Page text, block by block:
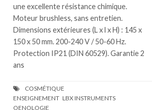
une excellente résistance chimique.
Moteur brushless, sans entretien.
Dimensions extérieures (L x l x H) : 145 x
150 x 50 mm. 200-240 V / 50-60 Hz.
Protection IP21 (DIN 60529). Garantie 2
ans